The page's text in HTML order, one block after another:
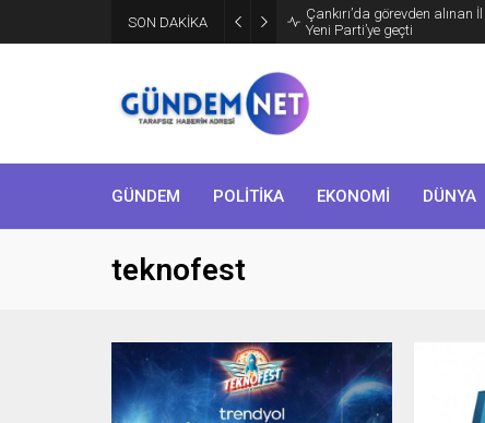
SON DAKİKA Bakan Fidan, Hamas Siyasi
GÜNDEM POLİTİKA EKONOMİ DÜNYA
teknofest